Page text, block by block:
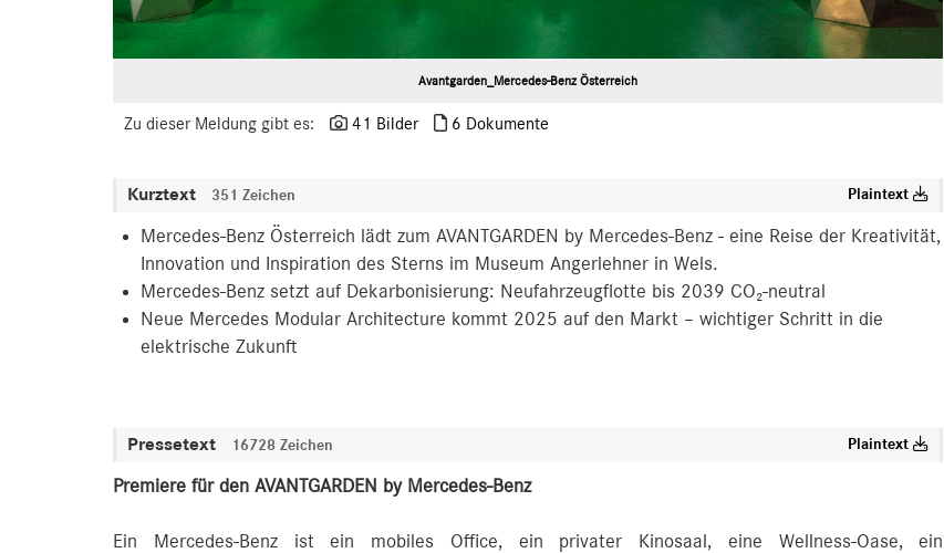
Avantgarden_Mercedes-Benz Österreich
Zu dieser Meldung gibt es: 41 Bilder 6 Dokumente
Kurztext 351 Zeichen Plaintext
Mercedes-Benz Österreich lädt zum AVANTGARDEN by Mercedes-Benz - eine Reise der Kreativität,
Innovation und Inspiration des Sterns im Museum Angerlehner in Wels.
Mercedes-Benz setzt auf Dekarbonisierung: Neufahrzeugflotte bis 2039 CO₂-neutral
Neue Mercedes Modular Architecture kommt 2025 auf den Markt – wichtiger Schritt in die
elektrische Zukunft
Pressetext 16728 Zeichen Plaintext
Premiere für den AVANTGARDEN by Mercedes-Benz
Ein Mercedes-Benz ist ein mobiles Office, ein privater Kinosaal, eine Wellness-Oase, ein